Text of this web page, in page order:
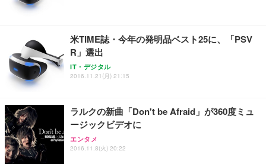
米TIME誌・今年の発明品ベスト25に、「PSV
R」選出
IT・デジタル
2016.11.21(月) 21:15
ラルクの新曲「Don't be Afraid」が360度ミュ
ージックビデオに
エンタメ
2016.11.8(火) 20:22